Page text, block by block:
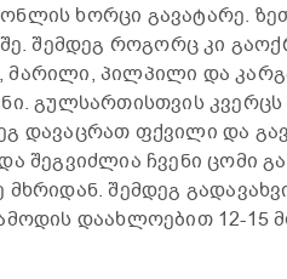
ხორცი გავატარე.
შემდეგ როგორც კი
პილპილი და
გულსართისთვის
დავაცრათ ფქვილი და
შეგვიძლია ჩვენი ცომი
მხრიდან. შემდეგ
დაახლოებით 12-15